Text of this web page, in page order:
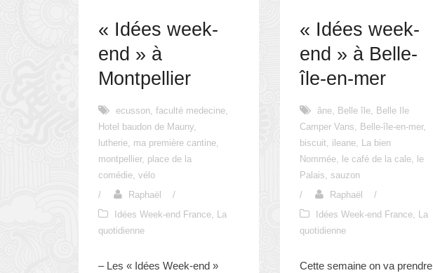
« Idées week-
end » à
Montpellier
ecusson, faculté medecine,
Hotel baudon de Mauny,
lutherie, ma première cantine,
montpellier, place de la
comédie, vélo
/
Raphaël
/
Idées Week-end France, La
quotidienne
– Les « Idées Week-end »
« Idées week-
end » à Belle-
île-en-mer
âne, Belle île, Belle Ile
Camper Vans, Belle-île-en-mer,
biscuit, ileane, La bien
Nommée, le café de la cale, le
Palais, sauzon
/
Raphaël
/
Idées Week-end France, La
quotidienne
Cette semaine on va prendre